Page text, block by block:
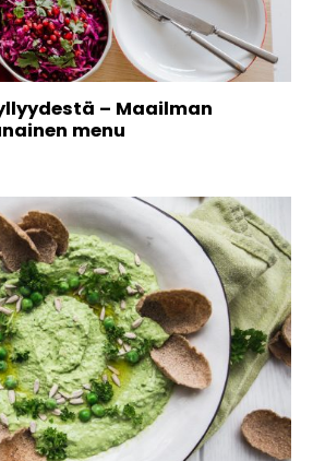
– Maailman
menu